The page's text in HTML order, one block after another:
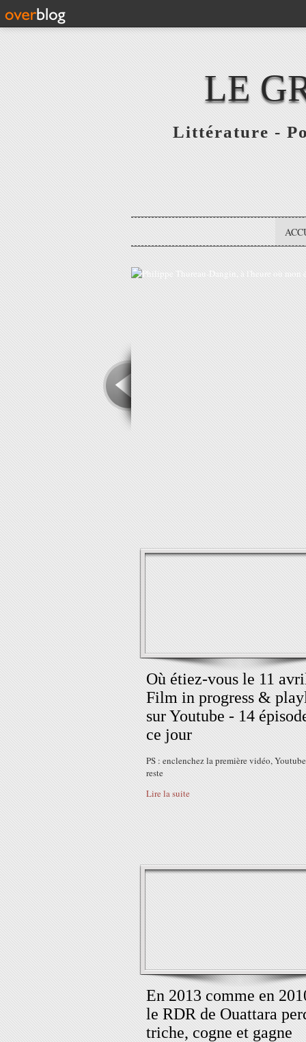
LE
Littérature -
Où étiez-vous le 11
Film in progress &
sur Youtube - 14
ce jour
PS : enclenchez la première vidéo,
reste
Lire la suite
En 2013 comme en
le RDR de Ouattara
triche, cogne et gagne